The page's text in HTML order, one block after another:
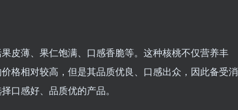
皮薄、果仁饱满、口感香脆等。这种核桃不仅营养丰
格相对较高，但是其品质优良、口感出众，因此备受消
口感好、品质优的产品。